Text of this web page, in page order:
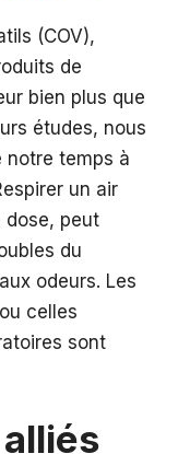
(COV),
de
bien plus que
études, nous
notre temps à
un air
dose, peut
du
odeurs. Les
celles
sont